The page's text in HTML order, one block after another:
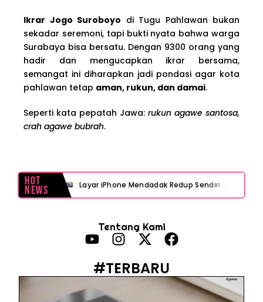
Ikrar Jogo Suroboyo di Tugu Pahlawan bukan
sekadar seremoni, tapi bukti nyata bahwa warga
Surabaya bisa bersatu. Dengan 9300 orang yang
hadir dan mengucapkan ikrar bersama,
semangat ini diharapkan jadi pondasi agar kota
pahlawan tetap aman, rukun, dan damai.
Seperti kata pepatah Jawa: rukun agawe santosa,
crah agawe bubrah.
Hot
News Layar iPhone Mendadak Redup Sendiri Padahal Auto-Brightness Mati? Ini Penyebab & Solusinya!
Prabowo Sebut ‘Londo Ireng’, Ray Rangkuti Desak DPR Bersikap, Ini Ulasan Politiknya
Tentang Kami
#TERBARU